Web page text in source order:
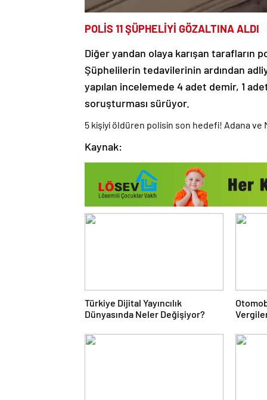
POLİS 11 ŞÜPHELİYİ GÖZALTINA ALDI
Diğer yandan olaya karışan tarafların
Şüphelilerin tedavilerinin ardından
yapılan incelemede 4 adet demir, 1
soruşturması sürüyor.
5 kişiyi öldüren polisin son hedefi! Adana ve
Kaynak:
Türkiye Dijital Yayıncılık
Dünyasında Neler Değişiyor?